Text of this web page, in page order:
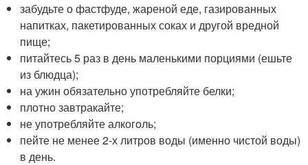
забудьте о фастфуде, жареной еде, газированных
напитках, пакетированных соках и другой вредной
пище;
питайтесь 5 раз в день маленькими порциями (ешьте
из блюдца);
на ужин обязательно употребляйте белки;
плотно завтракайте;
не употребляйте алкоголь;
пейте не менее 2-х литров воды (именно чистой воды)
в день.